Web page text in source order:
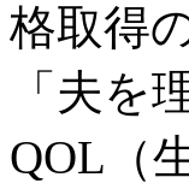
格取得
「夫を
QOL（